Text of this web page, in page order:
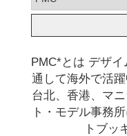
PMC*とは デザ
通して海外で活
台北、香港、マ
ト・モデル事務
トブッ